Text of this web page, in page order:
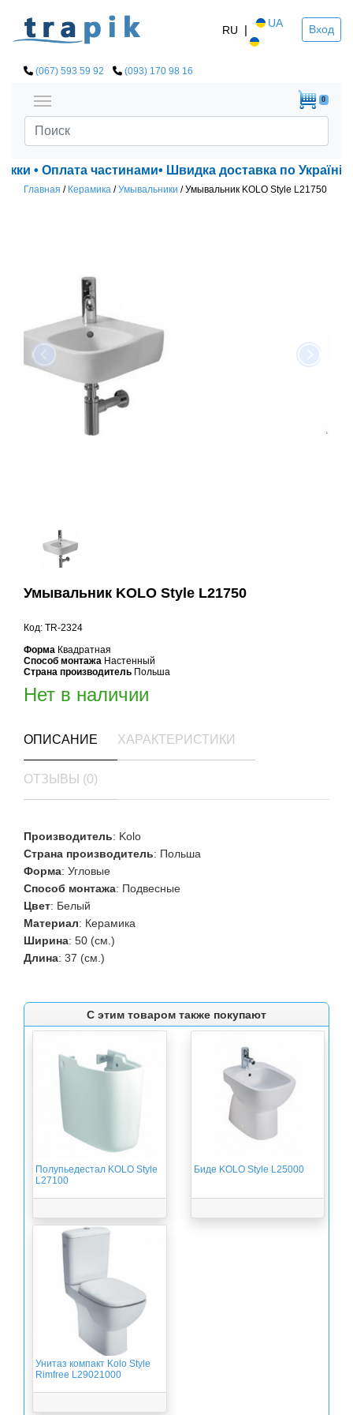
RU | UA Вход
(067) 593 59 92 (093) 170 98 16
0
• Оплата частинами• Швидка доставка по Україні!
Главная / Керамика /Умывальники /Умывальник KOLO Style L21750
Умывальник KOLO Style L21750
Код: TR-2324
Форма Квадратная
Способ монтажа Настенный
Страна производитель Польша
Нет в наличии
ОПИСАНИЕ ХАРАКТЕРИСТИКИ
ОТЗЫВЫ (0)
Производитель: Kolo
Страна производитель: Польша
Форма: Угловые
Способ монтажа: Подвесные
Цвет: Белый
Материал: Керамика
Ширина: 50 (см.)
Длина: 37 (см.)
С этим товаром также покупают
Полупьедестал KOLO Style
L27100
Биде KOLO Style L25000
Унитаз компакт Kolo Style
Rimfree L29021000